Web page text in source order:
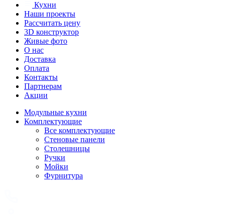
Кухни
Наши проекты
Рассчитать цену
3D конструктор
Живые фото
О нас
Доставка
Оплата
Контакты
Партнерам
Акции
Модульные кухни
Комплектующие
Все комплектующие
Стеновые панели
Столешницы
Ручки
Мойки
Фурнитура